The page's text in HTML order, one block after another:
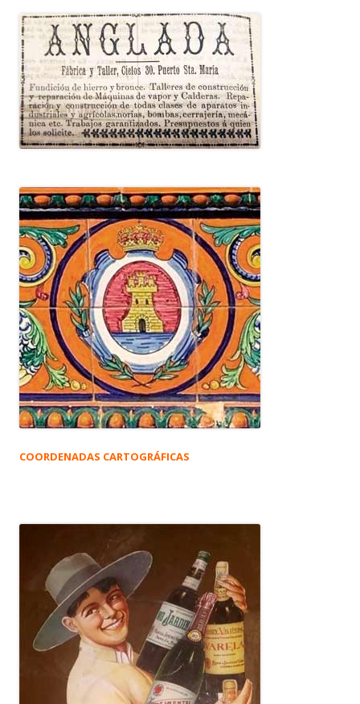
COORDENADAS CARTOGRÁFICAS